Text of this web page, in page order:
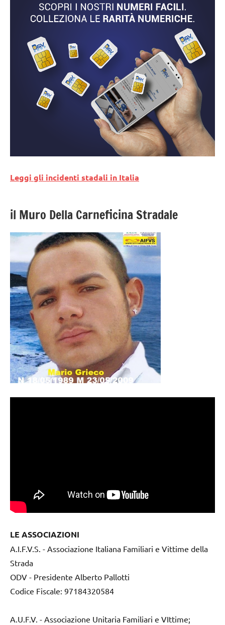
Leggi gli incidenti stadali in Italia
il Muro Della Carneficina Stradale
LE ASSOCIAZIONI
A.I.F.V.S. - Associazione Italiana Familiari e Vittime della
Strada
ODV - Presidente Alberto Pallotti
Codice Fiscale: 97184320584
A.U.F.V. - Associazione Unitaria Familiari e VIttime;